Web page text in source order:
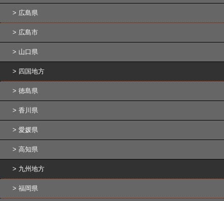
広島県
広島市
山口県
四国地方
徳島県
香川県
愛媛県
高知県
九州地方
福岡県